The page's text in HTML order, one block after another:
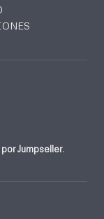
Jumpseller.